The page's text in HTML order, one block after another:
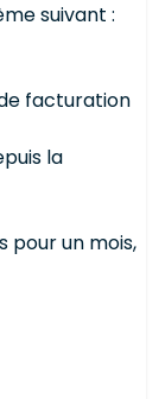
suivant :
facturation
la
pour un mois,